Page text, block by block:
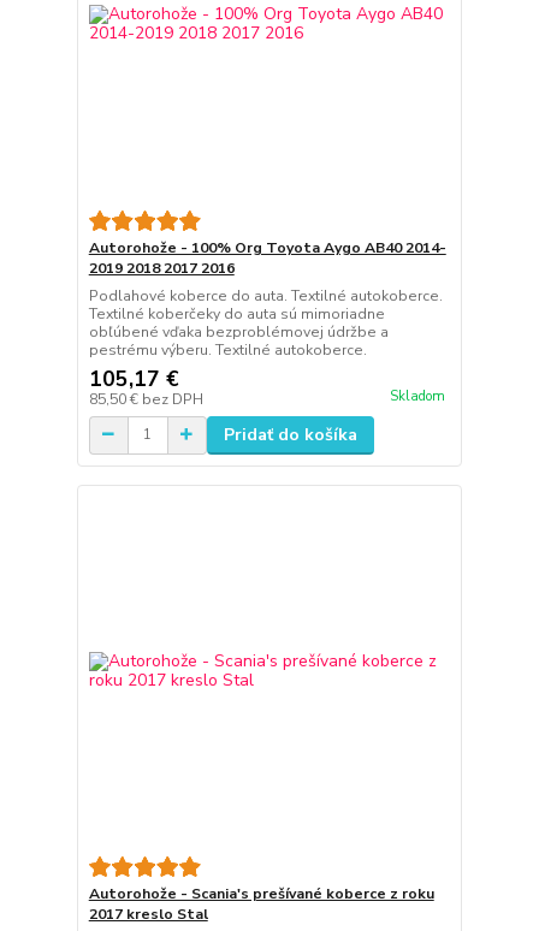
Autorohože - 100% Org Toyota Aygo AB40 2014-
2019 2018 2017 2016
Podlahové koberce do auta. Textilné autokoberce.
Textilné koberčeky do auta sú mimoriadne
obľúbené vďaka bezproblémovej údržbe a
pestrému výberu. Textilné autokoberce.
105,17 €
85,50 € bez DPH Skladom
Pridať do košíka
Autorohože - Scania's prešívané koberce z roku
2017 kreslo Stal